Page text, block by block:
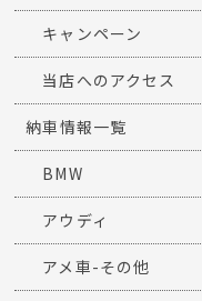
キャンペーン
当店へのアクセス
納車情報一覧
BMW
アウディ
アメ車-その他